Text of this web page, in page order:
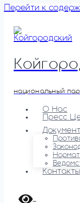
Перейти к
национальный
О Нас
Пресс
Контакты